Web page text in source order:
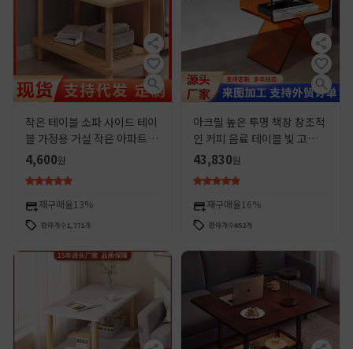
작은 테이블 소파 사이드 테이
블 가정용 거실 작은 아파트 커
피 테이블 렌탈 룸 침대 북유럽
간단한 티 테이블 헤드 스토리
지 랙
4,600원
재구매율 13%
판매개수1,771개
아크릴 높은 투명 책장 창조적
인 커피 음료 테이블 빛 고급
간단한 사이드 테이블 현대 유
명 인터넷 침대 옆 보관 캐비닛
43,830원
재구매율 16%
판매개수652개